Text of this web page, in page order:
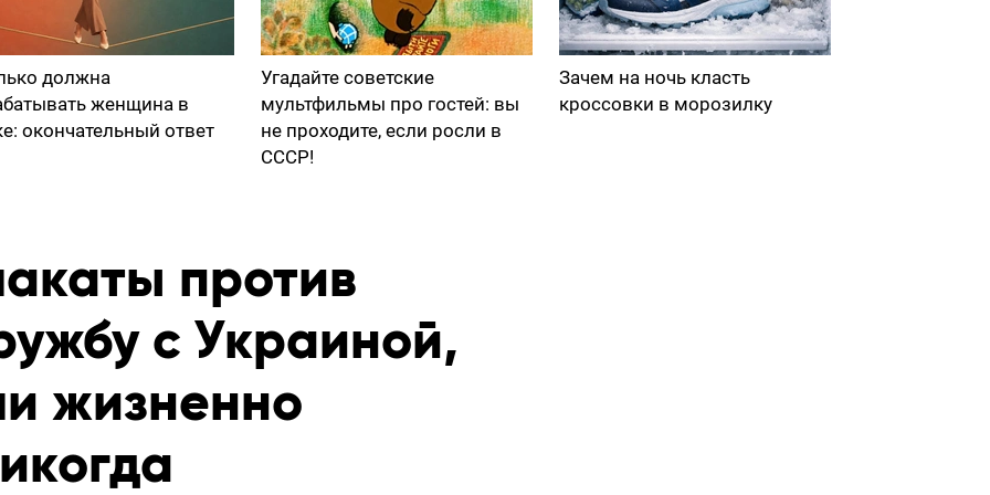
должна
женщина в
окончательный ответ
Угадайте советские
мультфильмы про гостей: вы
не проходите, если росли в
СССР!
Зачем на ночь класть
кроссовки в морозилку
против
с Украиной,
жизненно